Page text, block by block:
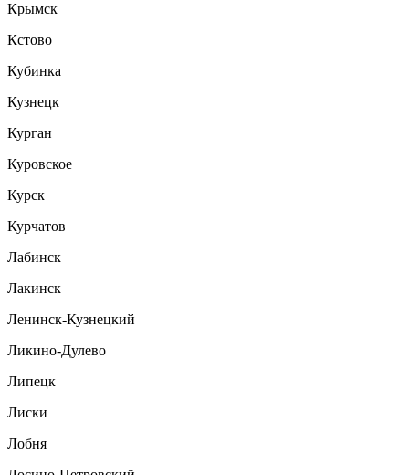
Крымск
Кстово
Кубинка
Кузнецк
Курган
Куровское
Курск
Курчатов
Лабинск
Лакинск
Ленинск-Кузнецкий
Ликино-Дулево
Липецк
Лиски
Лобня